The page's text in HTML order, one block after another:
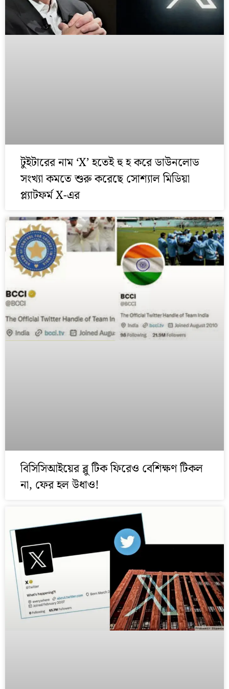
টুইটারের নাম ‘X’ হতেই হু হ করে ডাউনলোড
সংখ্যা কমতে শুরু করেছে সোশ্যাল মিডিয়া
প্ল্যাটফর্ম X-এর
বিসিসিআইয়ের ব্লু টিক ফিরেও বেশিক্ষণ টিকল
না, ফের হল উধাও!